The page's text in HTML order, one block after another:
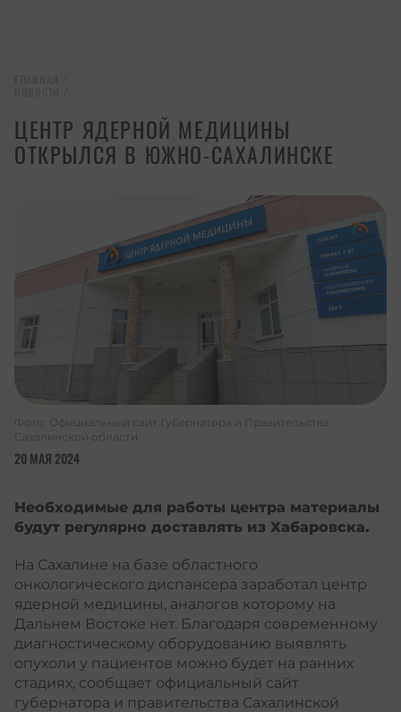
ЦЕНТР ЯДЕРНОЙ МЕДИЦИНЫ
ОТКРЫЛСЯ В ЮЖНО-САХАЛИНСКЕ
20 МАЯ 2024
Фото: Официальный сайт Губернатора и Правительства
Сахалинской области
Необходимые для работы центра материалы
будут регулярно доставлять из Хабаровска.
На Сахалине на базе областного
онкологического диспансера заработал центр
ядерной медицины, аналогов которому на
Дальнем Востоке нет. Благодаря современному
диагностическому оборудованию выявлять
опухоли у пациентов можно будет на ранних
стадиях, сообщает официальный сайт
губернатора и правительства Сахалинской